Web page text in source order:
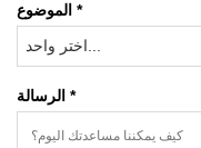
الموضوع *
اختر واحد...
الرسالة *